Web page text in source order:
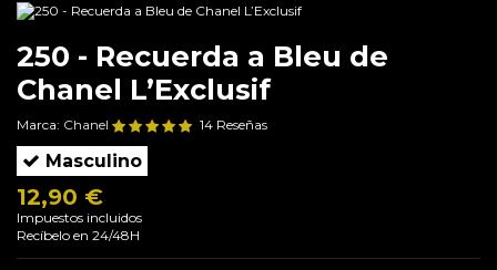
250 - Recuerda a Bleu de
Chanel L’Exclusif
Marca: Chanel 14 Reseñas
Masculino
12,90 €
Impuestos incluidos
Recíbelo en 24/48H